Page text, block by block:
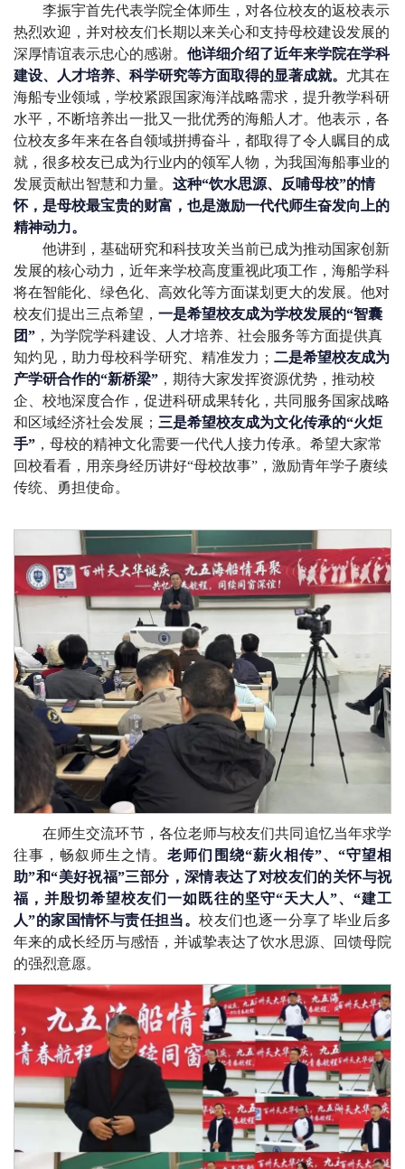
李振宇首先代表学院全体师生，对各位校友的返校表示
热烈欢迎，并对校友们长期以来关心和支持母校建设发展的
深厚情谊表示忠心的感谢。 他详细介绍了近年来学院在学科
建设、人才培养、科学研究等方面取得的显著成就。 尤其在
海船专业领域，学校紧跟国家海洋战略需求，提升教学科研
水平，不断培养出一批又一批优秀的海船人才。他表示，各
位校友多年来在各自领域拼搏奋斗，都取得了令人瞩目的成
就，很多校友已成为行业内的领军人物，为我国海船事业的
发展贡献出智慧和力量。 这种“饮水思源、反哺母校”的情
怀，是母校最宝贵的财富，也是激励一代代师生奋发向上的
精神动力。
他讲到，基础研究和科技攻关当前已成为推动国家创新
发展的核心动力，近年来学校高度重视此项工作，海船学科
将在智能化、绿色化、高效化等方面谋划更大的发展。他对
校友们提出三点希望， 一是希望校友成为学校发展的“智囊
团” ，为学院学科建设、人才培养、社会服务等方面提供真
知灼见，助力母校科学研究、精准发力； 二是希望校友成为
产学研合作的“新桥梁” ，期待大家发挥资源优势，推动校
企、校地深度合作，促进科研成果转化，共同服务国家战略
和区域经济社会发展； 三是希望校友成为文化传承的“火炬
手” ，母校的精神文化需要一代代人接力传承。希望大家常
回校看看，用亲身经历讲好“母校故事”，激励青年学子赓续
传统、勇担使命。
在师生交流环节，各位老师与校友们共同追忆当年求学
往事，畅叙师生之情。老师们围绕“薪火相传”、“守望相
助”和“美好祝福”三部分，深情表达了对校友们的关怀与祝
福，并殷切希望校友们一如既往的坚守“天大人”、“建工
人”的家国情怀与责任担当。校友们也逐一分享了毕业后多
年来的成长经历与感悟，并诚挚表达了饮水思源、回馈母院
的强烈意愿。